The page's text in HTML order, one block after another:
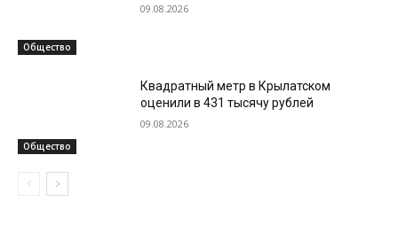
Общество
09.08.2026
Общество
Квадратный метр в Крылатском
оценили в 431 тысячу рублей
09.08.2026